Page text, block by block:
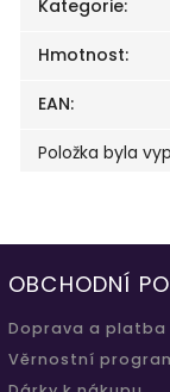
Kategorie:
Hmotnost:
EAN:
Položka byla
OBCHODNÍ
Doprava a platba
Věrnostní